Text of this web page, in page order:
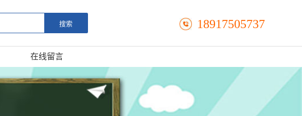
18917505737
在线留言